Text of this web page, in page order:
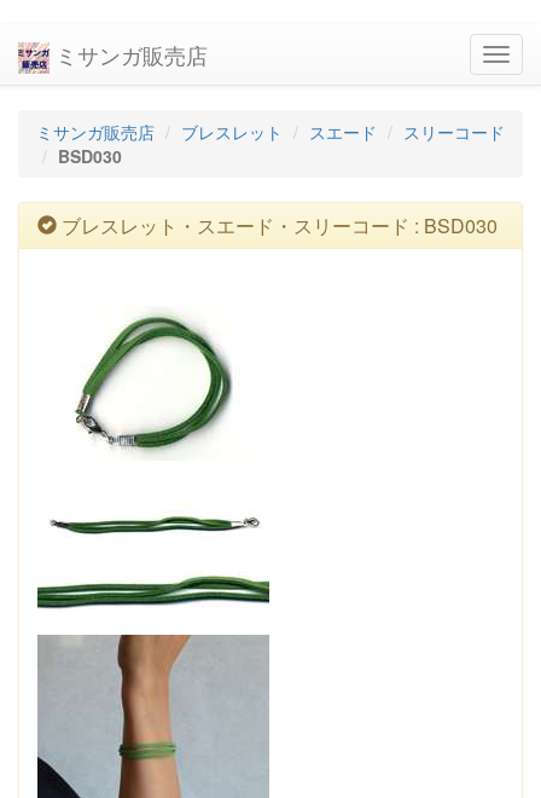
ミサンガ販売店
ミサンガ販売店 ブレスレット スエード
スリーコード
BSD030
ブレスレット・スエード・スリーコード : BSD030